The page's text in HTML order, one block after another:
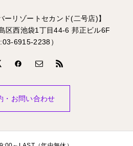
ーリゾートセカンド(二号店)】
区西池袋1丁目44-6 邦正ビル6F
6915-2238）
・お問い合わせ